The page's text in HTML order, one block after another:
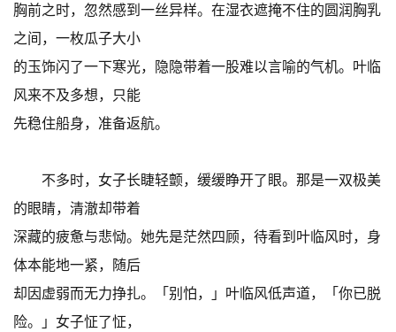
胸前之时，忽然感到一丝异样。在湿衣遮掩不住的圆润胸乳
之间，一枚瓜子大小
的玉饰闪了一下寒光，隐隐带着一股难以言喻的气机。叶临
风来不及多想，只能
先稳住船身，准备返航。
不多时，女子长睫轻颤，缓缓睁开了眼。那是一双极美
的眼睛，清澈却带着
深藏的疲惫与悲恸。她先是茫然四顾，待看到叶临风时，身
体本能地一紧，随后
却因虚弱而无力挣扎。「别怕，」叶临风低声道，「你已脱
险。」女子怔了怔，